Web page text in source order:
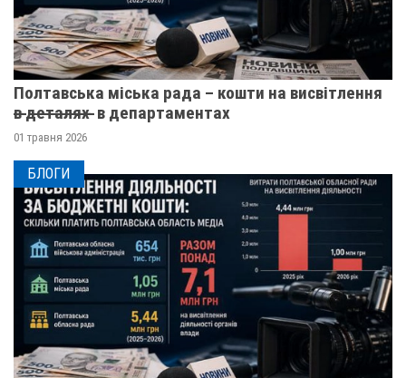
Полтавська міська рада – кошти на висвітлення
в̶ ̶д̶е̶т̶а̶л̶я̶х̶ ̶ в департаментах
01 травня 2026
БЛОГИ